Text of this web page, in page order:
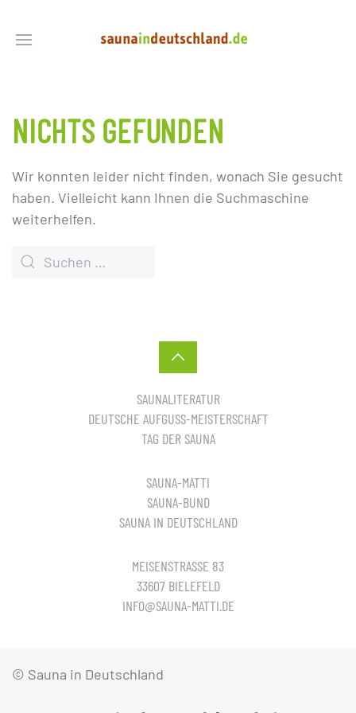
NICHTS GEFUNDEN
Wir konnten leider nicht finden, wonach Sie gesucht
haben. Vielleicht kann Ihnen die Suchmaschine
weiterhelfen.
SAUNALITERATUR
DEUTSCHE AUFGUSS-MEISTERSCHAFT
TAG DER SAUNA
SAUNA-MATTI
SAUNA-BUND
SAUNA IN DEUTSCHLAND
MEISENSTRASSE 83
33607 BIELEFELD
INFO@SAUNA-MATTI.DE
© Sauna in Deutschland